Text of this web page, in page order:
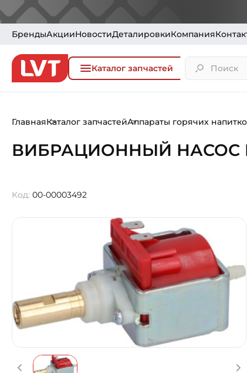
БрендыАкцииНовостиДеталировкиКомпания
Каталог запчастей
ГлавнаяКаталог запчастейАппараты горячих
ВИБРАЦИОННЫЙ НАСОС
Код: 00-00003492